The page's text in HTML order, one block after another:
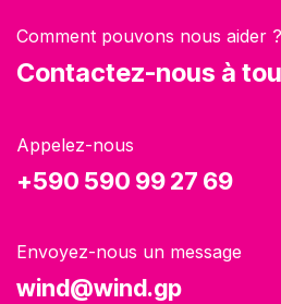
Comment pouvons nous aider ?
Contactez-nous à
Appelez-nous
+590 590 99 27 69
Envoyez-nous un message
wind@wind.gp